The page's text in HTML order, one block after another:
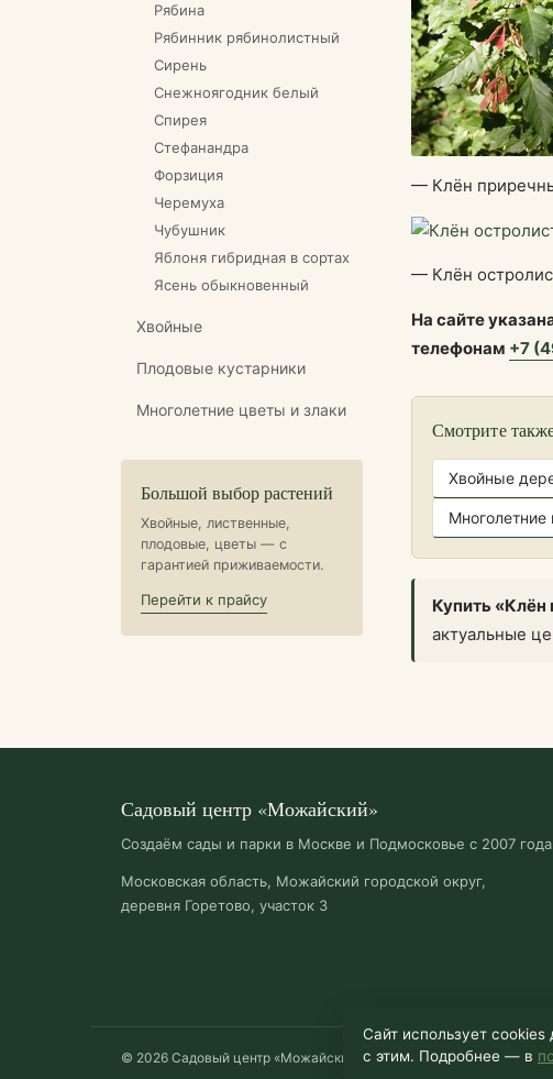
Рябина
Рябинник рябинолистный
Сирень
Снежноягодник белый
Спирея
Стефанандра
Форзиция
Черемуха
Чубушник
Яблоня гибридная в сортах
Ясень обыкновенный
Хвойные
Плодовые кустарники
Многолетние цветы и злаки
Большой выбор растений
Хвойные, лиственные,
плодовые, цветы — с
гарантией приживаемости.
Перейти к прайсу
— Клён
— Клён
На сайте
телефонам +7
Смотрите
Хвойные
Многолетние
Купить «Клён
актуальные
Садовый центр «Можайский»
Создаём сады и парки в Москве и Подмосковье с 2007
Московская область, Можайский городской округ,
деревня Горетово, участок 3
© 2026 Садовый центр «Можайский»
Сайт использует
с этим. Подробнее — в